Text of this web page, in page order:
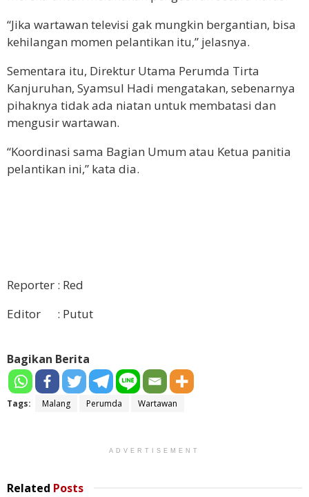
“Jika wartawan televisi gak mungkin bergantian, bisa
kehilangan momen pelantikan itu,” jelasnya.
Sementara itu, Direktur Utama Perumda Tirta
Kanjuruhan, Syamsul Hadi mengatakan, sebenarnya
pihaknya tidak ada niatan untuk membatasi dan
mengusir wartawan.
“Koordinasi sama Bagian Umum atau Ketua panitia
pelantikan ini,” kata dia.
Reporter : Red
Editor : Putut
Bagikan Berita
Tags: Malang Perumda Wartawan
ADVERTISEMENT
Related Posts